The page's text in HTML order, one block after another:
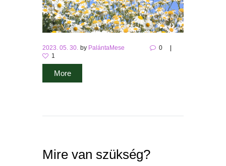
2023. 05. 30. by PalántaMese
0
1
More
Mire van szükség?